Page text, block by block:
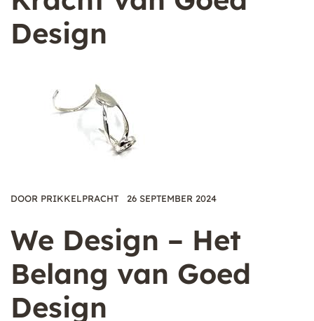
Design
DOOR PRIKKELPRACHT 26 SEPTEMBER 2024
We Design – Het
Belang van Goed
Design